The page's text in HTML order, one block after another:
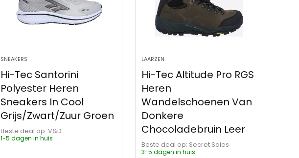
SNEAKERS
Hi-Tec Santorini
Polyester Heren
Sneakers In Cool
Grijs/Zwart/Zuur Groen
Beste deal op:
V&D
1-5 dagen in huis
LAARZEN
Hi-Tec Altitude Pro RGS
Heren
Wandelschoenen Van
Donkere
Chocoladebruin Leer
Beste deal op:
Secret Sales
3-5 dagen in huis